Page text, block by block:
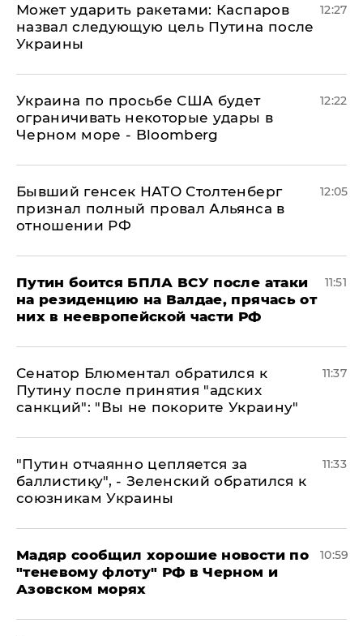
Может ударить ракетами: Каспаров
назвал следующую цель Путина после
Украины
12:27
Украина по просьбе США будет
ограничивать некоторые удары в
Черном море - Bloomberg
12:22
Бывший генсек НАТО Столтенберг
признал полный провал Альянса в
отношении РФ
12:05
Путин боится БПЛА ВСУ после атаки
на резиденцию на Валдае, прячась от
них в неевропейской части РФ
11:51
Сенатор Блюментал обратился к
Путину после принятия "адских
санкций": "Вы не покорите Украину"
11:37
"Путин отчаянно цепляется за
баллистику", - Зеленский обратился к
союзникам Украины
11:33
Мадяр сообщил хорошие новости по
"теневому флоту" РФ в Черном и
Азовском морях
10:59